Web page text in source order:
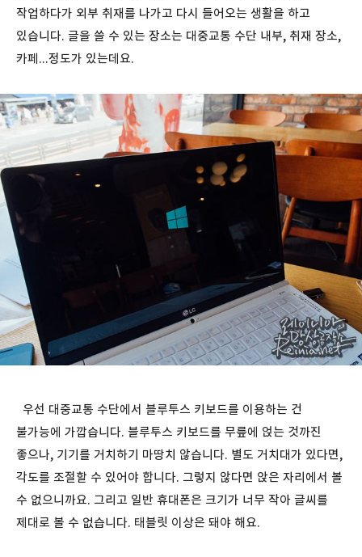
작업하다가 외부 취재를 나가고 다시 들어오는 생활을 하고
있습니다. 글을 쓸 수 있는 장소는 대중교통 수단 내부, 취재 장소,
카페...정도가 있는데요.
우선 대중교통 수단에서 블루투스 키보드를 이용하는 건
불가능에 가깝습니다. 블루투스 키보드를 무릎에 얹는 것까진
좋으나, 기기를 거치하기 마땅치 않습니다. 별도 거치대가 있다면,
각도를 조절할 수 있어야 합니다. 그렇지 않다면 앉은 자리에서 볼
수 없으니까요. 그리고 일반 휴대폰은 크기가 너무 작아 글씨를
제대로 볼 수 없습니다. 태블릿 이상은 돼야 해요.